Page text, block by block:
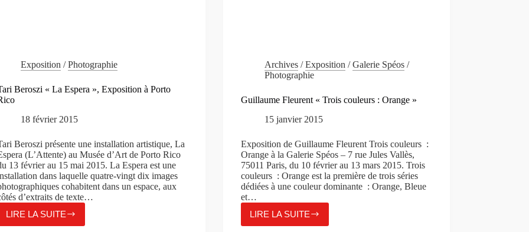
Exposition /Photographie
Beroszi « La Espera », Exposition à Porto
18 février 2015
Beroszi présente une installation artistique, La
(L’Attente) au Musée d’Art de Porto Rico
13 février au 15 mai 2015. La Espera est une
dans laquelle quatre-vingt dix images
cohabitent dans un espace, aux
d’extraits de texte…
LIRE LA SUITE
TARI
BEROSZI
Archives /Exposition /Galerie Spéos /
Photographie
Guillaume Fleurent « Trois couleurs : Orange »
15 janvier 2015
Exposition de Guillaume Fleurent Trois couleurs :
Orange à la Galerie Spéos – 7 rue Jules Vallès,
75011 Paris, du 10 février au 13 mars 2015. Trois
couleurs : Orange est la première de trois séries
dédiées à une couleur dominante : Orange, Bleue
et…
LIRE LA SUITE
GUILLAUME
FLEURENT